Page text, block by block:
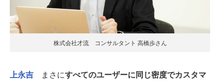
株式会社才流 コンサルタント 高橋歩さん
上永吉 まさにすべてのユーザーに同じ密度でカスタマ